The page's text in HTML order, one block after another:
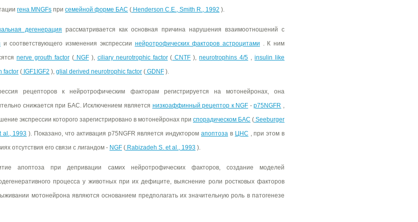
гена MNGFs при семейной форме БАС ( Henderson C.E., Smith R., 1992 ).
дегенерация рассматривается как основная причина нарушения взаимоотношений с
и соответствующего изменения экспрессии нейротрофических факторов астроцитами . К ним
nerve grouth factor(NGF), ciliary neurotrophic factor( CNTF ),neurotrophins 4/5 ,insulin like
factor ( IGF1IGF2 ), glial derived neurotrophic factor ( GDNF ).
рецепторов к нейротрофическим факторам регистрируется на мотонейронах, она
снижается при БАС. Исключением является низкоаффинный рецептор к NGF -p75NGFR ,
экспрессии которого зарегистрировано в мотонейронах при спорадическом БАС ( Seeburger
al., 1993 ). Показано, что активация p75NGFR является индукторомапоптоза в ЦНС , при этом в
отсутствия его связи с лигандом - NGF ( Rabizadeh S. et al., 1993 ).
апоптоза при депривации самих нейротрофических факторов, создание моделей
процесса у животных при их дефиците, выяснение роли ростковых факторов
мотонейрона являются основанием предполагать их значительную роль в патогенезе